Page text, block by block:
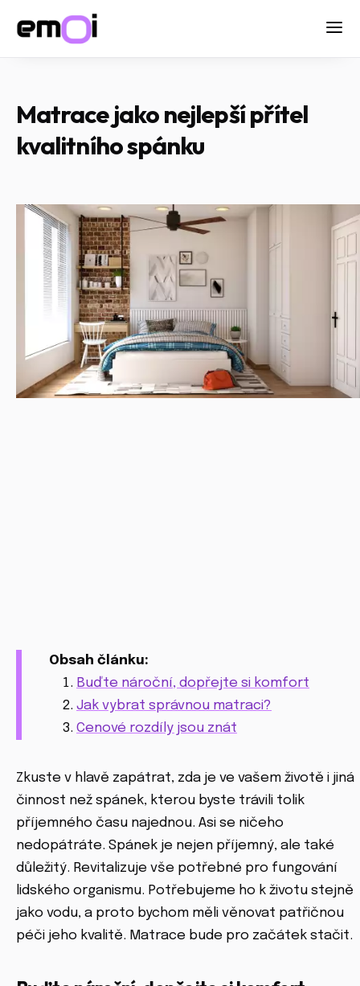
Matrace jako nejlepší přítel
kvalitního spánku
Obsah článku:
Buďte nároční, dopřejte si komfort
Jak vybrat správnou matraci?
Cenové rozdíly jsou znát
Zkuste v hlavě zapátrat, zda je ve vašem životě i jiná
činnost než spánek, kterou byste trávili tolik
příjemného času najednou. Asi se ničeho
nedopátráte. Spánek je nejen příjemný, ale také
důležitý. Revitalizuje vše potřebné pro fungování
lidského organismu. Potřebujeme ho k životu stejně
jako vodu, a proto bychom měli věnovat patřičnou
péči jeho kvalitě. Matrace bude pro začátek stačit.